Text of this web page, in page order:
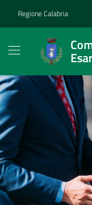
Regione Calabria